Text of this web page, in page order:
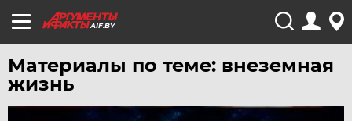
AIF.BY
Материалы по теме: внеземная
жизнь